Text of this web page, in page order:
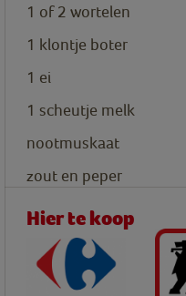
1 of 2 wortelen
1 klontje boter
1 ei
1 scheutje melk
nootmuskaat
zout en peper
Hier te koop